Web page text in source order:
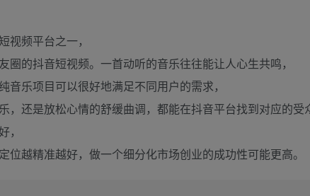
视频平台之一，
圈的抖音短视频。一首动听的音乐往往能让人心生共鸣，
音乐项目可以很好地满足不同用户的需求，
，还是放松心情的舒缓曲调，都能在抖音平台找到对应的受
位越精准越好，做一个细分化市场创业的成功性可能更高。